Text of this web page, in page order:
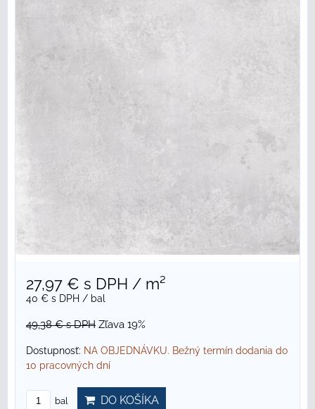
27,97 € s DPH / m²
40 € s DPH / bal
49,38 €s DPH Zľava 19%
Dostupnosť: NA OBJEDNÁVKU. Bežný termín dodania do
10 pracovných dní
bal DO KOŠÍKA